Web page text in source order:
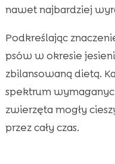
nawet najbardziej
Podkreślając
psów w okresie
zbilansowaną dietą.
spektrum
zwierzęta mogły
przez cały czas.